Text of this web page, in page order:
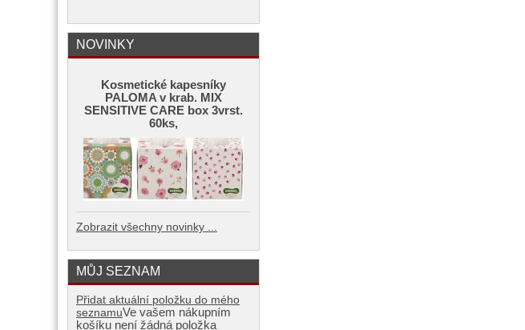
NOVINKY
Kosmetické kapesníky
PALOMA v krab. MIX
SENSITIVE CARE box 3vrst.
60ks,
Zobrazit všechny novinky ...
MŮJ SEZNAM
Přidat aktuální položku do mého
seznamuVe vašem nákupním
košíku není žádná položka